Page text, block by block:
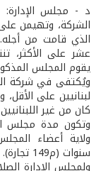
د­ - مجلس الإدارة:
الشركة، وتهيمن
الذي قامت من
عشر على الأكثر،
يقوم المجلس
ويُكتفى في شركة
لبنانيين على
كان من غير اللبنانيين
وتكون مدة مجلس
ولاية أعضاء
سنوات (م149 تجارة).
ولمجلس الإدارة